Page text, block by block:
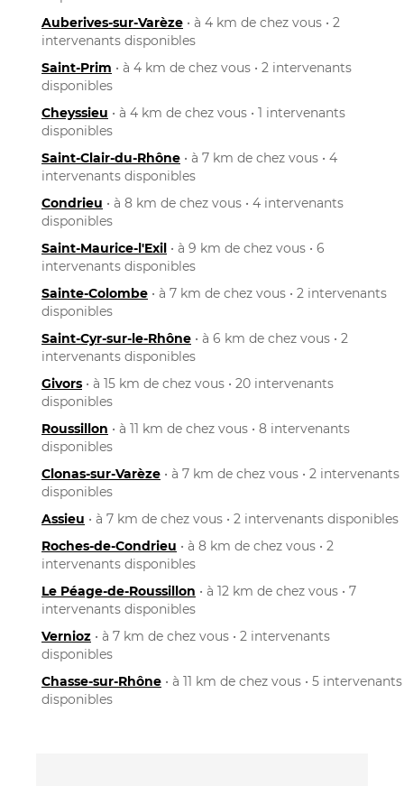
Auberives-sur-Varèze • à 4 km de chez vous • 2
intervenants disponibles
Saint-Prim • à 4 km de chez vous • 2 intervenants
disponibles
Cheyssieu • à 4 km de chez vous • 1 intervenants
disponibles
Saint-Clair-du-Rhône • à 7 km de chez vous • 4
intervenants disponibles
Condrieu • à 8 km de chez vous • 4 intervenants
disponibles
Saint-Maurice-l'Exil • à 9 km de chez vous • 6
intervenants disponibles
Sainte-Colombe • à 7 km de chez vous • 2 intervenants
disponibles
Saint-Cyr-sur-le-Rhône • à 6 km de chez vous • 2
intervenants disponibles
Givors • à 15 km de chez vous • 20 intervenants
disponibles
Roussillon • à 11 km de chez vous • 8 intervenants
disponibles
Clonas-sur-Varèze • à 7 km de chez vous • 2 intervenants
disponibles
Assieu • à 7 km de chez vous • 2 intervenants disponibles
Roches-de-Condrieu • à 8 km de chez vous • 2
intervenants disponibles
Le Péage-de-Roussillon • à 12 km de chez vous • 7
intervenants disponibles
Vernioz • à 7 km de chez vous • 2 intervenants
disponibles
Chasse-sur-Rhône • à 11 km de chez vous • 5 intervenants
disponibles